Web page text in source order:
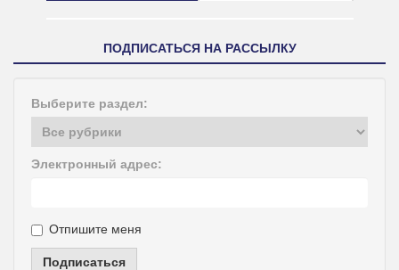
ПОДПИСАТЬСЯ НА РАССЫЛКУ
Выберите раздел:
Электронный адрес:
Отпишите меня
Подписаться